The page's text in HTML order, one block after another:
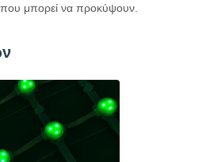
μπορεί να προκύψουν.